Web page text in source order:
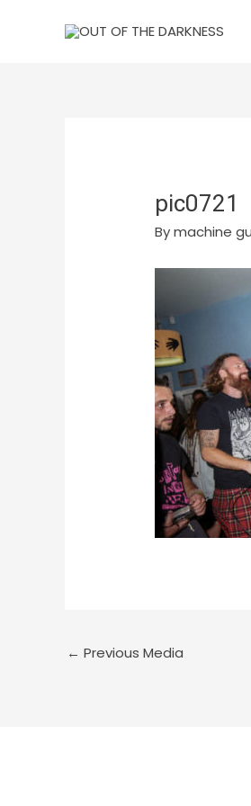
pic0721
Bymachine
← Previous Media